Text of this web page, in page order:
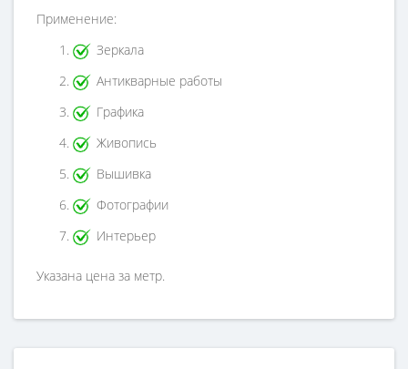
Применение:
Зеркала
Антикварные работы
Графика
Живопись
Вышивка
Фотографии
Интерьер
Указана цена за метр.